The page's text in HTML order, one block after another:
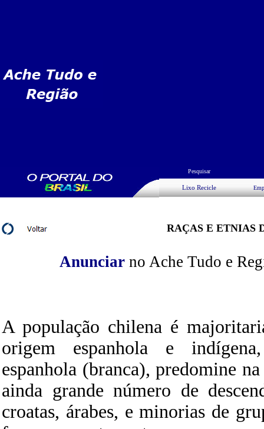
Pesquisar
Lixo Recicle
RAÇAS E ETNIAS
Anunciar no Ache Tudo e
A população chilena é
origem espanhola e
espanhola (branca), predomine
ainda grande número de
croatas, árabes, e minorias de